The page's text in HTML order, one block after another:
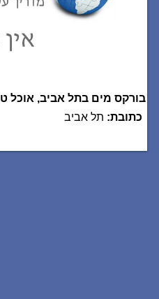
בורקס מים בתל אביב, אוכל
כתובת: תל אביב